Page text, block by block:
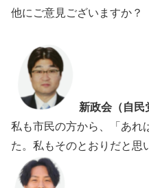
他にご意見ございますか？
新政会（自民
私も市民の方から、「あれ
た。私もそのとおりだと思